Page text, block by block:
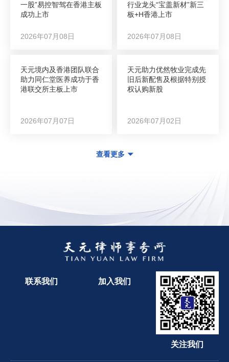
一股”易控智驾在香港主板
成功上市
2026年07月08日
行业龙头“宝盖新材”新三
板+H香港上市
2026年07月08日
天元境内及香港团队联合
助力同仁堂医养成功于香
港联交所主板上市
2026年07月07日
天元助力优然牧业完成先
旧后新配售及根据特别授
权认购新股
2026年07月02日
查看更多
联系我们 加入我们
关注我们